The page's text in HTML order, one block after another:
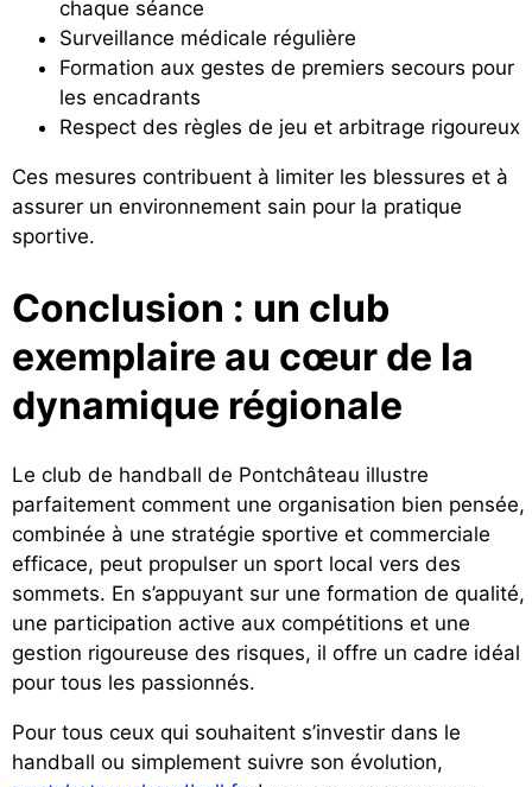
chaque séance
Surveillance médicale régulière
Formation aux gestes de premiers secours pour
les encadrants
Respect des règles de jeu et arbitrage rigoureux
Ces mesures contribuent à limiter les blessures et à
assurer un environnement sain pour la pratique
sportive.
Conclusion : un club
exemplaire au cœur de la
dynamique régionale
Le club de handball de Pontchâteau illustre
parfaitement comment une organisation bien pensée,
combinée à une stratégie sportive et commerciale
efficace, peut propulser un sport local vers des
sommets. En s’appuyant sur une formation de qualité,
une participation active aux compétitions et une
gestion rigoureuse des risques, il offre un cadre idéal
pour tous les passionnés.
Pour tous ceux qui souhaitent s’investir dans le
handball ou simplement suivre son évolution,